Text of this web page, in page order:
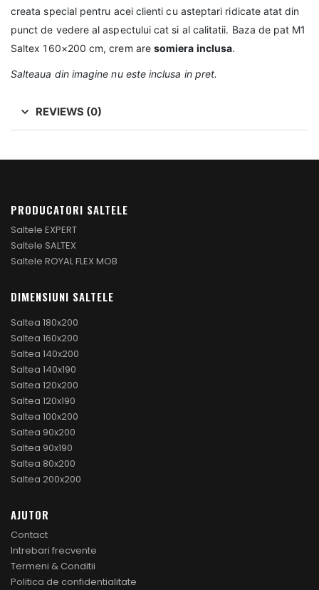
creata special pentru acei clienti cu asteptari ridicate atat din
punct de vedere al aspectului cat si al calitatii. Baza de pat M1
Saltex 160×200 cm, crem are somiera inclusa.
Salteaua din imagine nu este inclusa in pret.
REVIEWS (0)
PRODUCATORI SALTELE
Saltele EXPERT
Saltele SALTEX
Saltele ROYAL FLEX MOB
DIMENSIUNI SALTELE
Saltea 180x200
Saltea 160x200
Saltea 140x200
Saltea 140x190
Saltea 120x200
Saltea 120x190
Saltea 100x200
Saltea 90x200
Saltea 90x190
Saltea 80x200
Saltea 200x200
AJUTOR
Contact
Intrebari frecvente
Termeni & Conditii
Politica de confidentialitate